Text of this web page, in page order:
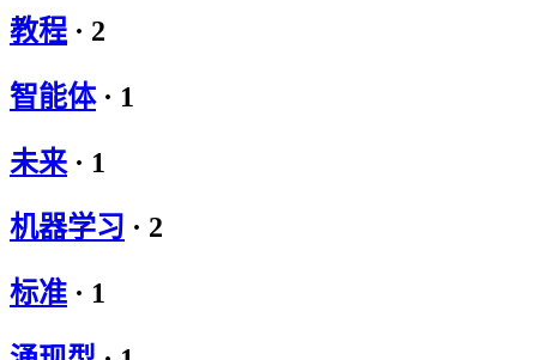
教程 · 2
智能体 · 1
未来 · 1
机器学习 · 2
标准 · 1